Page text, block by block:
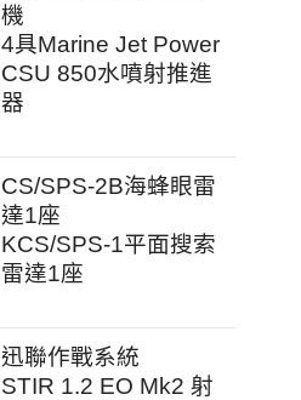
機
4具Marine Jet Power
CSU 850水噴射推進
器
CS/SPS-2B海蜂眼雷
達1座
KCS/SPS-1平面搜索
雷達1座
迅聯作戰系統
STIR 1.2 EO Mk2 射